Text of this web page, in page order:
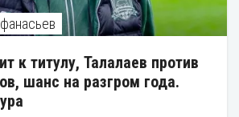
к титулу, Талалаев против
шанс на разгром года.